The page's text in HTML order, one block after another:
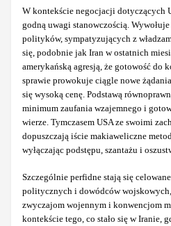
W kontekście negocjacji dotyczących
godną uwagi stanowczością.
polityków, sympatyzujących z
się, podobnie jak Iran w ostatnich
amerykańską agresją, że gotowość
sprawie prowokuje ciągle nowe
się wysoką cenę. Podstawą
minimum zaufania wzajemnego i
wierze. Tymczasem USA ze swoimi
dopuszczają iście makiaweliczne
wyłączając podstępu, szantażu i
Szczególnie perfidne stają się
politycznych i dowódców
zwyczajom wojennym i konwencjom
kontekście tego, co stało się w Iranie,